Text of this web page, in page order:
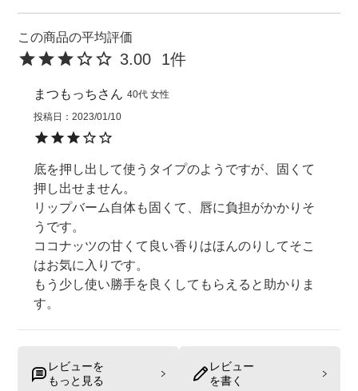
3.00 1
まつもっち 40代 女性
投稿日
2023/01/10
底を押し出して使うタイプのようですが、固くて
押し出せません。
リップバーム自体も固くて、唇に負担がかかりそ
うです。
ココナッツの甘くて良い香りはほんのりしてそこ
はお気に入りです。
もう少し使い勝手を良くしてもらえると助かりま
す。
レビューを
もっと見る
レビュー
を書く